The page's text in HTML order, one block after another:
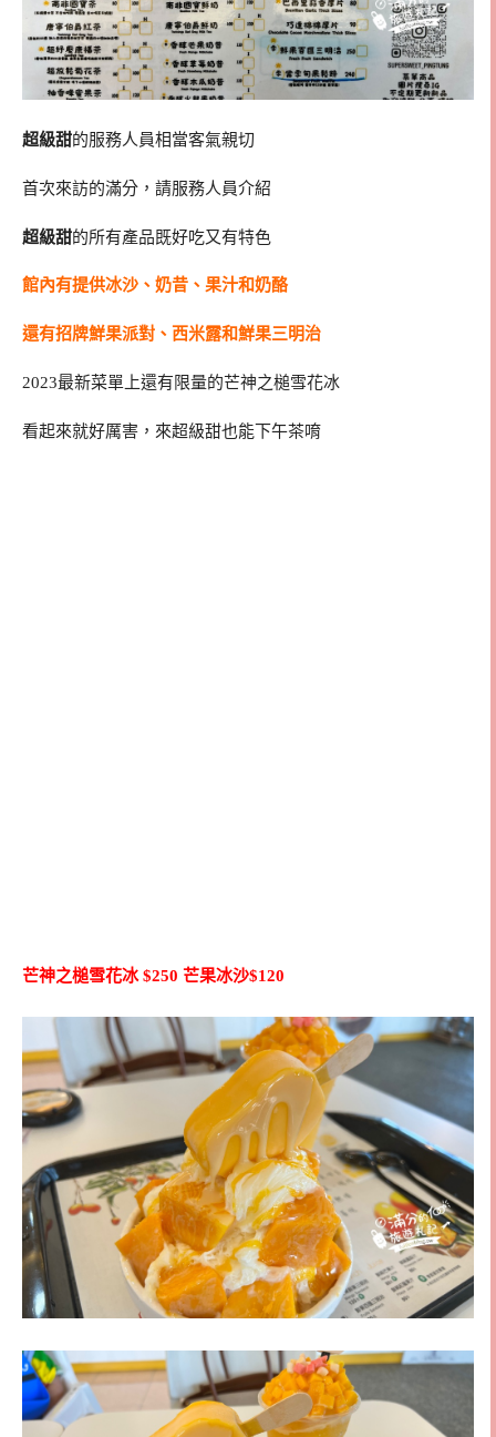
超級甜的服務人員相當客氣親切
首次來訪的滿分，請服務人員介紹
超級甜的所有產品既好吃又有特色
館內有提供冰沙、奶昔、果汁和奶酪
還有招牌鮮果派對、西米露和鮮果三明治
2023最新菜單上還有限量的芒神之槌雪花冰
看起來就好厲害，來超級甜也能下午茶唷
芒神之槌雪花冰 $250 芒果冰沙$120